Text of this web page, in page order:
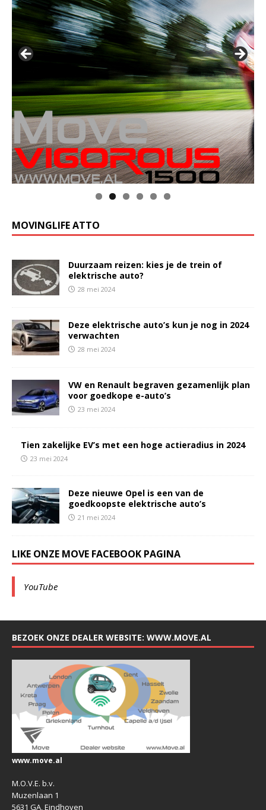
MOVINGLIFE ATTO
Duurzaam reizen: kies je de trein of
elektrische auto?
28 mei 2024
Deze elektrische auto’s kun je nog in 2024
verwachten
28 mei 2024
VW en Renault begraven gezamenlijk plan
voor goedkope e-auto’s
23 mei 2024
Tien zakelijke EV’s met een hoge actieradius in 2024
23 mei 2024
Deze nieuwe Opel is een van de
goedkoopste elektrische auto’s
21 mei 2024
LIKE ONZE MOVE FACEBOOK PAGINA
YouTube
BEZOEK ONZE DEALER WEBSITE: WWW.MOVE.AL
www.move.al
M.O.V.E. b.v.
Muzenlaan 1
5631 GA, Eindhoven